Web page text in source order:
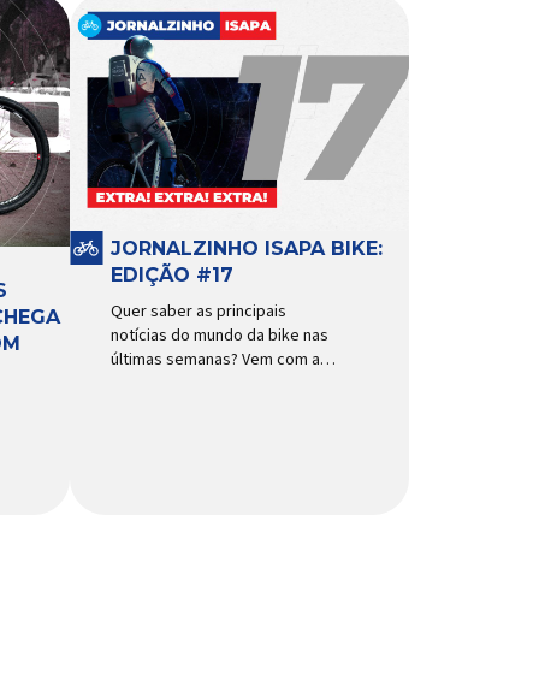
componentes do sistema,
controlando a temperatura de
operação e evitando
superaquecimentos. Por
trabalhar constantemente
enquanto o motor está em
funcionamento, a bomba
d’água exige não apenas […]
JORNALZINHO ISAPA BIKE:
EDIÇÃO #17
Quer saber as principais
notícias do mundo da bike nas
últimas semanas? Vem com a